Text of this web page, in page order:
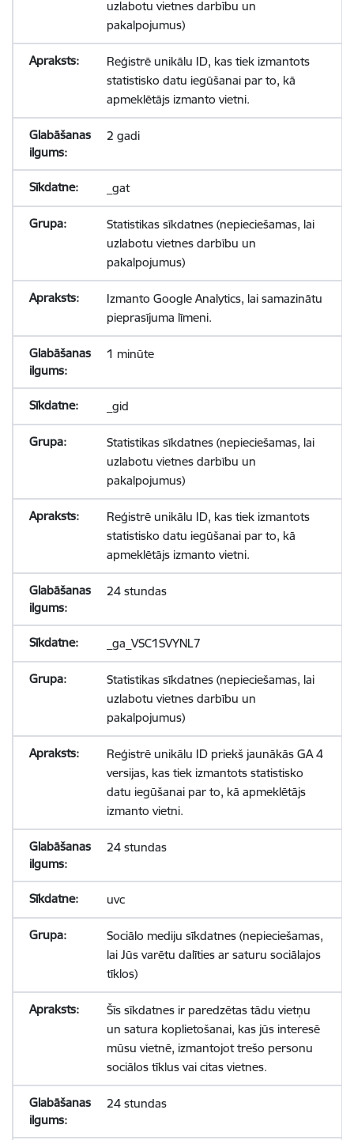
uzlabotu vietnes darbību un
pakalpojumus)
Reģistrē unikālu ID, kas tiek izmantots
statistisko datu iegūšanai par to, kā
apmeklētājs izmanto vietni.
2 gadi
_gat
Statistikas sīkdatnes (nepieciešamas, lai
uzlabotu vietnes darbību un
pakalpojumus)
Izmanto Google Analytics, lai samazinātu
pieprasījuma līmeni.
1 minūte
_gid
Statistikas sīkdatnes (nepieciešamas, lai
uzlabotu vietnes darbību un
pakalpojumus)
Reģistrē unikālu ID, kas tiek izmantots
statistisko datu iegūšanai par to, kā
apmeklētājs izmanto vietni.
24 stundas
_ga_VSC1SVYNL7
Statistikas sīkdatnes (nepieciešamas, lai
uzlabotu vietnes darbību un
pakalpojumus)
Reģistrē unikālu ID priekš jaunākās GA 4
versijas, kas tiek izmantots statistisko
datu iegūšanai par to, kā apmeklētājs
izmanto vietni.
24 stundas
uvc
Sociālo mediju sīkdatnes (nepieciešamas,
lai Jūs varētu dalīties ar saturu sociālajos
tīklos)
Šīs sīkdatnes ir paredzētas tādu vietņu
un satura koplietošanai, kas jūs interesē
mūsu vietnē, izmantojot trešo personu
sociālos tīklus vai citas vietnes.
24 stundas